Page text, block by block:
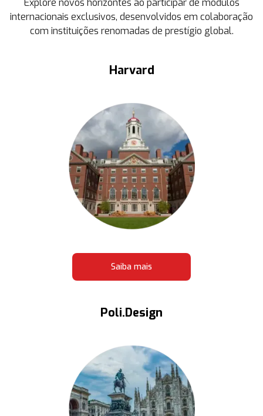
internacionais exclusivos, desenvolvidos em colaboração
com instituições renomadas de prestígio global.
Harvard
Saiba mais
Poli.Design